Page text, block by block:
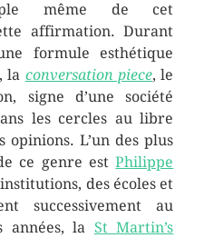
même de cet
affirmation. Durant
formule esthétique
la conversation piece, le
signe d’une société
les cercles au libre
opinions. L’un des plus
ce genre estPhilippe
des écoles et
successivement au
années, la St Martin’s